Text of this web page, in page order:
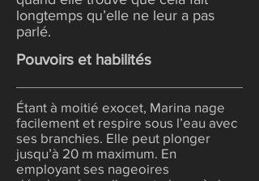
longtemps qu’elle ne leur a pas
parlé.
Pouvoirs et habilités
Étant à moitié exocet, Marina nage
facilement et respire sous l’eau avec
ses branchies. Elle peut plonger
jusqu’à 20 m maximum. En
employant ses nageoires